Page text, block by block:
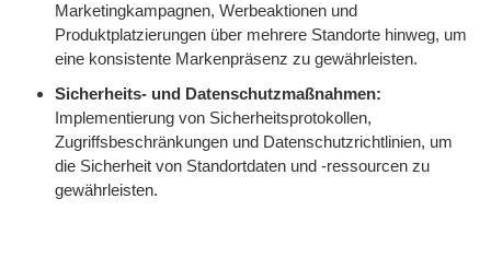
Marketingkampagnen, Werbeaktionen und
Produktplatzierungen über mehrere Standorte hinweg, um
eine konsistente Markenpräsenz zu gewährleisten.
Sicherheits- und Datenschutzmaßnahmen:
Implementierung von Sicherheitsprotokollen,
Zugriffsbeschränkungen und Datenschutzrichtlinien, um
die Sicherheit von Standortdaten und -ressourcen zu
gewährleisten.